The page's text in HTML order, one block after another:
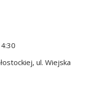
ul. Wiejska